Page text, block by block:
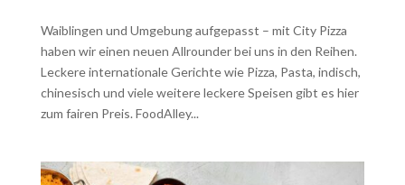
Waiblingen und Umgebung aufgepasst – mit City Pizza
haben wir einen neuen Allrounder bei uns in den Reihen.
Leckere internationale Gerichte wie Pizza, Pasta, indisch,
chinesisch und viele weitere leckere Speisen gibt es hier
zum fairen Preis. FoodAlley...